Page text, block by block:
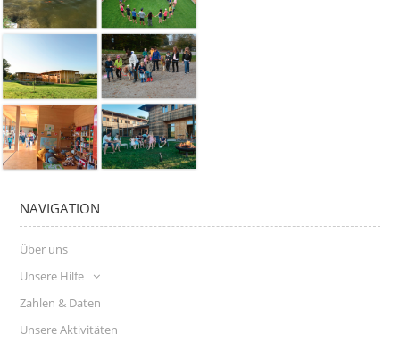
NAVIGATION
Über uns
Unsere Hilfe
Zahlen & Daten
Unsere Aktivitäten